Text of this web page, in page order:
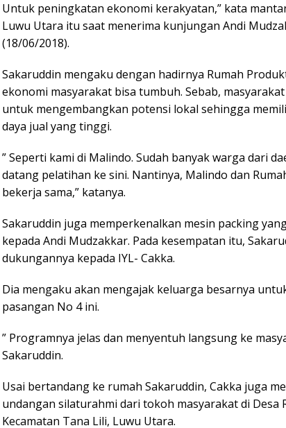
Untuk peningkatan ekonomi kerakyatan,” kata
Luwu Utara itu saat menerima kunjungan Andi
(18/06/2018).
Sakaruddin mengaku dengan hadirnya Rumah
ekonomi masyarakat bisa tumbuh. Sebab,
untuk mengembangkan potensi lokal sehingga
daya jual yang tinggi.
” Seperti kami di Malindo. Sudah banyak warga dari
datang pelatihan ke sini. Nantinya, Malindo dan
bekerja sama,” katanya.
Sakaruddin juga memperkenalkan mesin packing
kepada Andi Mudzakkar. Pada kesempatan itu,
dukungannya kepada IYL- Cakka.
Dia mengaku akan mengajak keluarga besarnya
pasangan No 4 ini.
” Programnya jelas dan menyentuh langsung ke
Sakaruddin.
Usai bertandang ke rumah Sakaruddin, Cakka juga
undangan silaturahmi dari tokoh masyarakat di Desa
Kecamatan Tana Lili, Luwu Utara.